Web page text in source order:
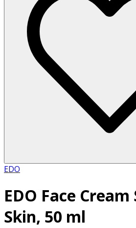
EDO
EDO Face
Skin, 50 ml